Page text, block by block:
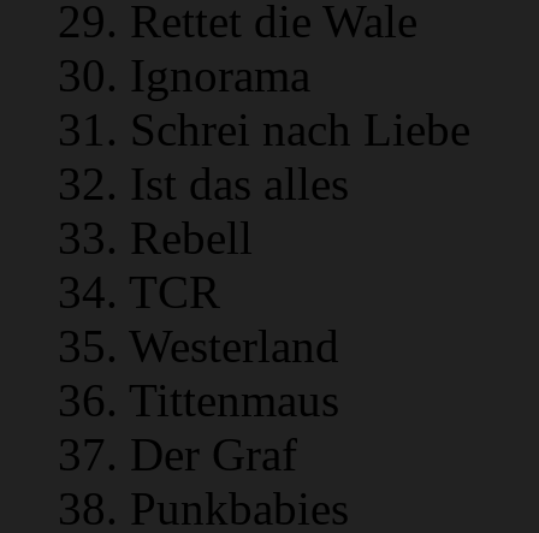
29. Rettet die Wale
30. Ignorama
31. Schrei nach Liebe
32. Ist das alles
33. Rebell
34. TCR
35. Westerland
36. Tittenmaus
37. Der Graf
38. Punkbabies